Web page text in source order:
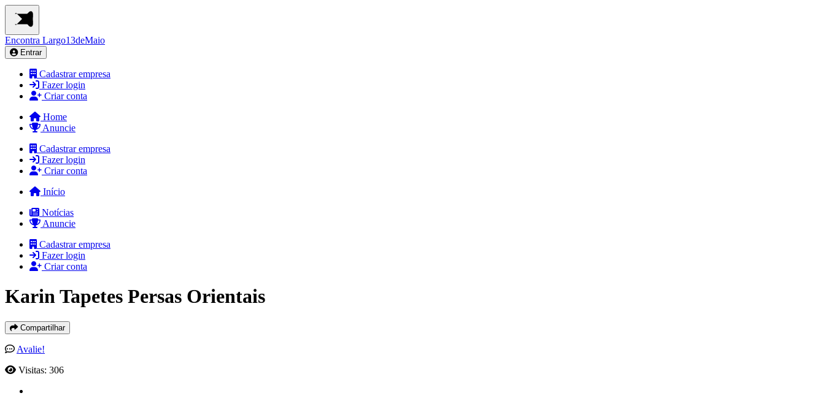
Encontra Largo13deMaio
Entrar
Cadastrar empresa
Fazer login
Criar conta
Home
Anuncie
Cadastrar empresa
Fazer login
Criar conta
Início
Notícias
Anuncie
Cadastrar empresa
Fazer login
Criar conta
Karin Tapetes Persas Orientais
Compartilhar
Avalie!
Visitas: 306